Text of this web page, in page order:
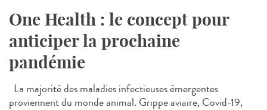
One Health : le concept pour
anticiper la prochaine
pandémie
La majorité des maladies infectieuses émergentes
proviennent du monde animal. Grippe aviaire, Covid-19,